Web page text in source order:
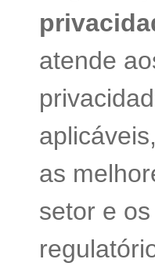
atende
as
setor e